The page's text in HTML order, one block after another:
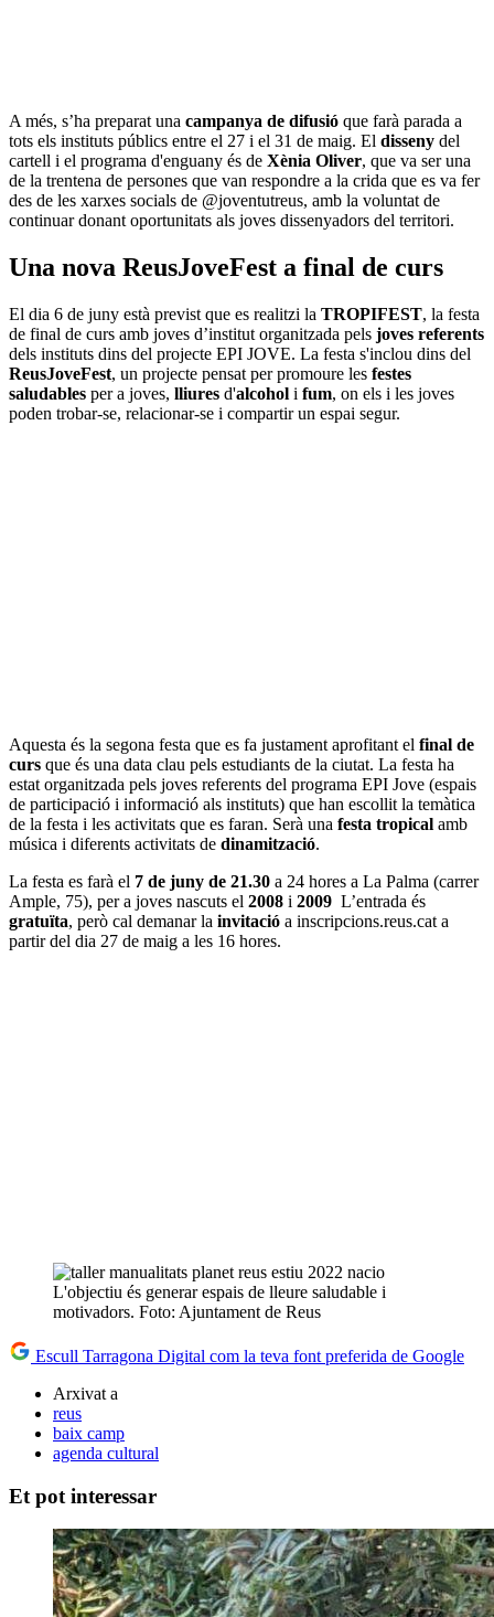
A més, s’ha preparat una campanya de difusió que farà parada a
tots els instituts públics entre el 27 i el 31 de maig. El disseny del
cartell i el programa d'enguany és de Xènia Oliver, que va ser una
de la trentena de persones que van respondre a la crida que es va fer
des de les xarxes socials de @joventutreus, amb la voluntat de
continuar donant oportunitats als joves dissenyadors del territori.
Una nova ReusJoveFest a final de curs
El dia 6 de juny està previst que es realitzi la TROPIFEST, la festa
de final de curs amb joves d’institut organitzada pels joves referents
dels instituts dins del projecte EPI JOVE. La festa s'inclou dins del
ReusJoveFest, un projecte pensat per promoure les festes
saludables per a joves, lliures d'alcohol i fum, on els i les joves
poden trobar-se, relacionar-se i compartir un espai segur.
Aquesta és la segona festa que es fa justament aprofitant el final de
curs que és una data clau pels estudiants de la ciutat. La festa ha
estat organitzada pels joves referents del programa EPI Jove (espais
de participació i informació als instituts) que han escollit la temàtica
de la festa i les activitats que es faran. Serà una festa tropical amb
música i diferents activitats de dinamització.
La festa es farà el 7 de juny de 21.30 a 24 hores a La Palma (carrer
Ample, 75), per a joves nascuts el 2008 i 2009 L’entrada és
gratuïta, però cal demanar la invitació a inscripcions.reus.cat a
partir del dia 27 de maig a les 16 hores.
L'objectiu és generar espais de lleure saludable i
motivadors. Foto: Ajuntament de Reus
Escull Tarragona Digital com la teva font preferida de Google
Arxivat a
reus
baix camp
agenda cultural
Et pot interessar